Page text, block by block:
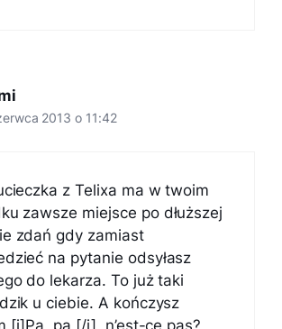
2013 o 11:42
z Telixa ma w twoim
zawsze miejsce po dłuższej
zdań gdy zamiast
na pytanie odsyłasz
do lekarza. To już taki
u ciebie. A kończysz
[i]Pa, pa [/i], n’est-ce pas?